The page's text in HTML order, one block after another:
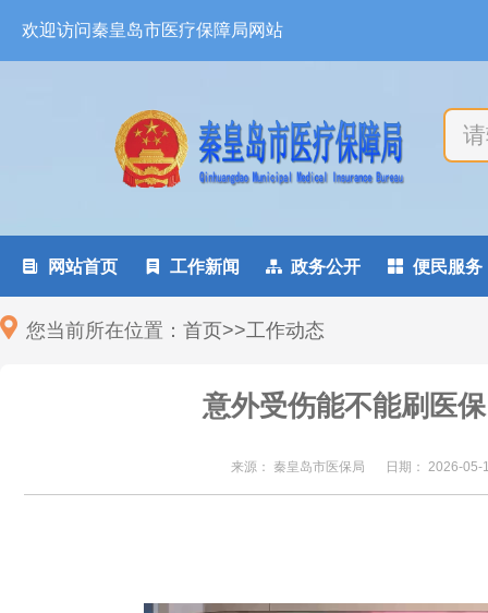
欢迎访问秦皇岛市医疗保障局网站
 网站首页  工作新闻  政务公开  便民服务
您当前所在位置： 首页>>工作动态
意外受伤能不能刷医
来源： 秦皇岛市医保局 日期： 2026-05-